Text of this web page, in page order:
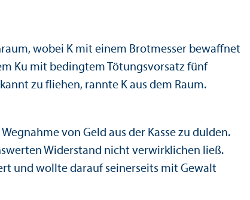
wobei K mit einem Brotmesser bewaffnet
Ku mit bedingtem Tötungs­vorsatz fünf
zu fliehen, rannte K aus dem Raum.
von Geld aus der Kasse zu dulden.
Widerstand nicht verwirklichen ließ.
und wollte darauf seinerseits mit Gewalt